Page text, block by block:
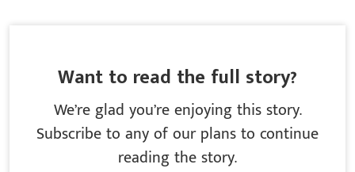
Want to read the full story?
We’re glad you’re enjoying this story.
Subscribe to any of our plans to continue
reading the story.